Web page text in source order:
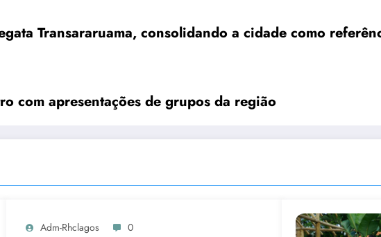
Transararuama, consolidando a cidade como
com apresentações de grupos da região
Adm-Rhclagos 0